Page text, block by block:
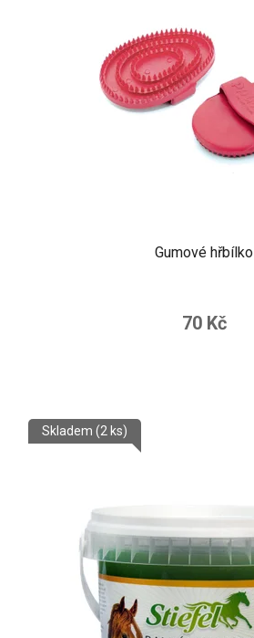
Gumové hřbílko
70 Kč
Skladem (2 ks)